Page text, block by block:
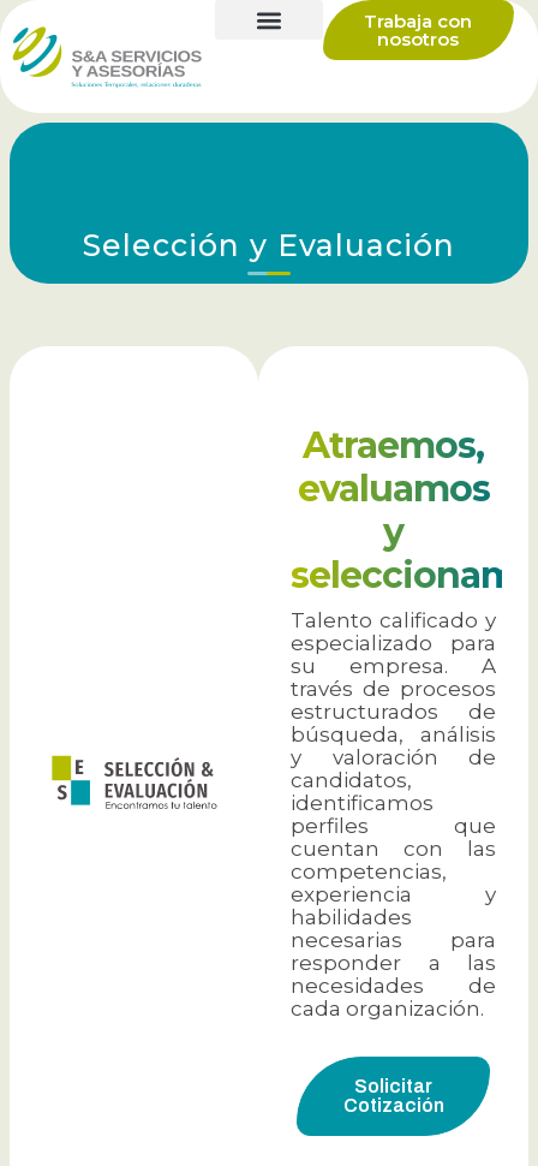
Trabaja con
nosotros
Selección y Evaluación
Atraemos,
evaluamos
y
Talento calificado y
especializado para
su empresa. A
través de procesos
estructurados de
búsqueda, análisis
y valoración de
candidatos,
identificamos
perfiles que
cuentan con las
competencias,
experiencia y
habilidades
necesarias para
responder a las
necesidades de
cada organización.
Solicitar
Cotización